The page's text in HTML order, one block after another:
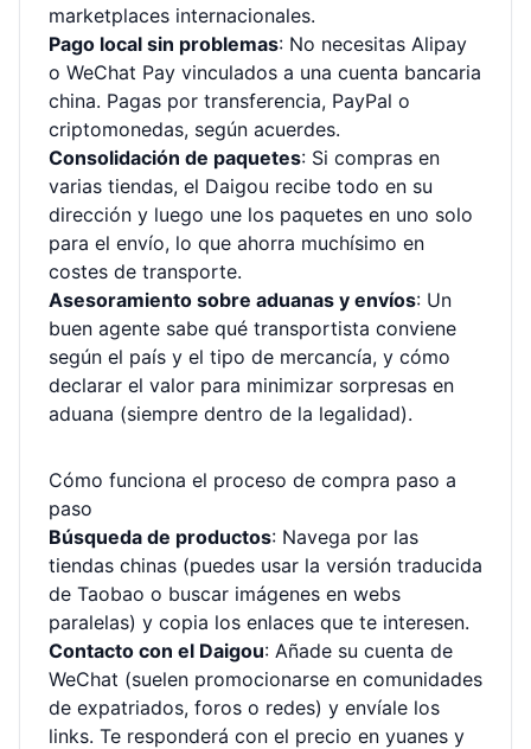
marketplaces internacionales.
Pago local sin problemas: No necesitas Alipay
o WeChat Pay vinculados a una cuenta bancaria
china. Pagas por transferencia, PayPal o
criptomonedas, según acuerdes.
Consolidación de paquetes: Si compras en
varias tiendas, el Daigou recibe todo en su
dirección y luego une los paquetes en uno solo
para el envío, lo que ahorra muchísimo en
costes de transporte.
Asesoramiento sobre aduanas y envíos: Un
buen agente sabe qué transportista conviene
según el país y el tipo de mercancía, y cómo
declarar el valor para minimizar sorpresas en
aduana (siempre dentro de la legalidad).
Cómo funciona el proceso de compra paso a
paso
Búsqueda de productos: Navega por las
tiendas chinas (puedes usar la versión traducida
de Taobao o buscar imágenes en webs
paralelas) y copia los enlaces que te interesen.
Contacto con el Daigou: Añade su cuenta de
WeChat (suelen promocionarse en comunidades
de expatriados, foros o redes) y envíale los
links. Te responderá con el precio en yuanes y